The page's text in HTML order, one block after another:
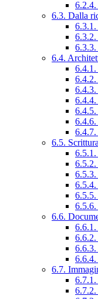
6.3. Dalla
6.3.1.
6.3.2.
6.4.
6.4.1.
6.4.2.
6.4.6.
6.4.7.
6.5.
6.5.1.
6.5.6.
6.6.
6.7.
6.7.1.